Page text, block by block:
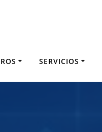
SERVICIOS